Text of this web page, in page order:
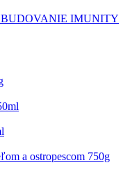
IMUNITY
a ostropescom 750g